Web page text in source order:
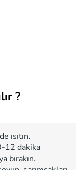
?
ısıtın.
12 dakika
bırakın.